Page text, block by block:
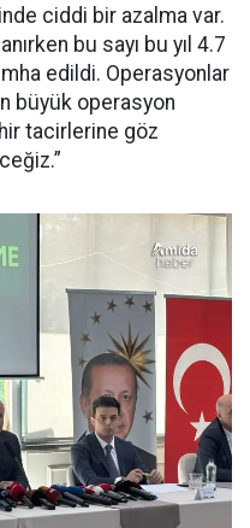
ciddi bir azalma var.
bu sayı bu yıl 4.7
edildi. Operasyonlar
büyük operasyon
tacirlerine göz